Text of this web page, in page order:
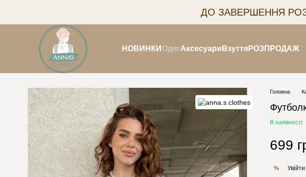
ДО ЗАВЕРШЕННЯ
НОВИНКИ ОдягАксесуари ВзуттяРОЗПРОДАЖ
Головна
В наявності
699
% Увійти